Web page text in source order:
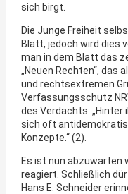
sich birgt.
Die Junge Freiheit
Blatt, jedoch wird dies
man in dem Blatt das
„Neuen Rechten“, das
und rechtsextremen
Verfassungsschutz
des Verdachts:
sich oft
Konzepte.“ (2).
Es ist nun abzuwarten
reagiert. Schließlich
Hans E. Schneider